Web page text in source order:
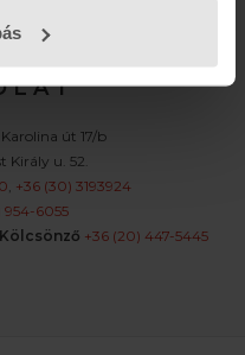
- 17:00
L A T
Karolina út 17/b
Király u. 52.
+36 (30) 3193924
954-6055
Kölcsönző +36 (20) 447-5445